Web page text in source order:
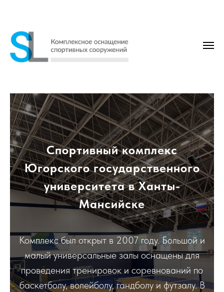
Спортивный комплекс
Югорского государственного
университета в Ханты-
Мансийске
Комплекс был открыт в 2007 году. Большой и
малый универсальные залы оснащены для
проведения тренировок и соревнований по
баскетболу, волейболу, гандболу и футзалу. В